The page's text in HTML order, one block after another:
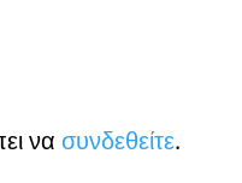
να συνδεθείτε.